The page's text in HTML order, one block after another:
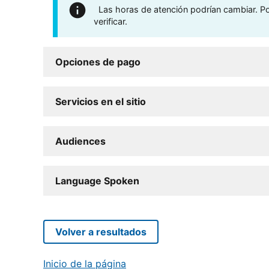
Las horas de atención podrían cambiar.
verificar.
Opciones de pago
Servicios en el sitio
Audiences
Language Spoken
Volver a resultados
Inicio de la página